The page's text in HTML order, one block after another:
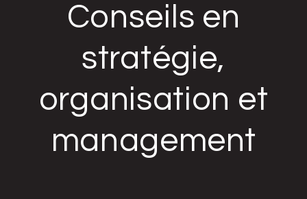
Conseils en
stratégie,
organisation et
management